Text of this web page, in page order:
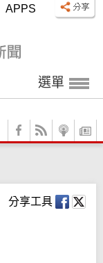
APPS
選單
分享工具